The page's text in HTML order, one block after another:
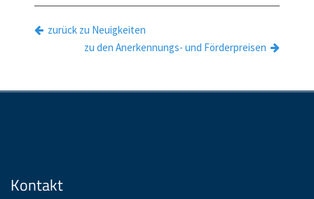
zurück zu Neuigkeiten
zu den Anerkennungs- und Förderpreisen
Kontakt